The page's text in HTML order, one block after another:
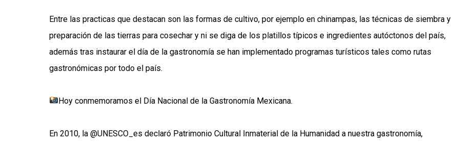
Entre las practicas que destacan son las formas de cultivo, por ejemplo en chinampas, las técnicas de siembra y
preparación de las tierras para cosechar y ni se diga de los platillos típicos e ingredientes autóctonos del país,
además tras instaurar el día de la gastronomía se han implementado programas turísticos tales como rutas
gastronómicas por todo el país.
Hoy conmemoramos el Día Nacional de la Gastronomía Mexicana.
En 2010, la @UNESCO_es declaró Patrimonio Cultural Inmaterial de la Humanidad a nuestra gastronomía,